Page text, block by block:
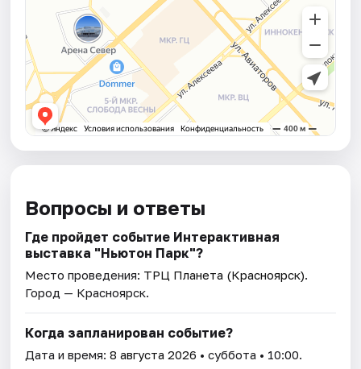
Вопросы и ответы
Где пройдет событие Интерактивная
выставка "Ньютон Парк"?
Место проведения: ТРЦ Планета (Красноярск).
Город — Красноярск.
Когда запланирован событие?
Дата и время:8 августа 2026 • суббота • 10:00.